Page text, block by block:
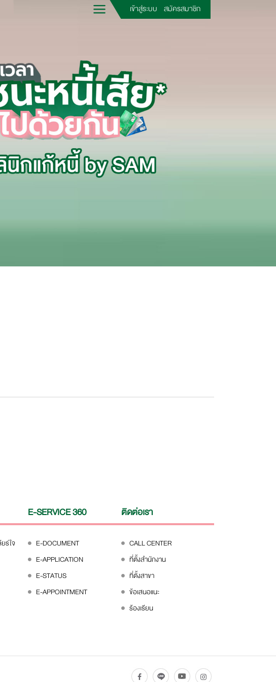
เข้าสู่ระบบ สมัครสมาชิก
ร์ใจ
E-SERVICE 360
E-DOCUMENT
E-APPLICATION
E-STATUS
E-APPOINTMENT
ติดต่อเรา
CALL CENTER
ที่ตั้งสำนักงาน
ที่ตั้งสาขา
ข้อเสนอแนะ
ร้องเรียน